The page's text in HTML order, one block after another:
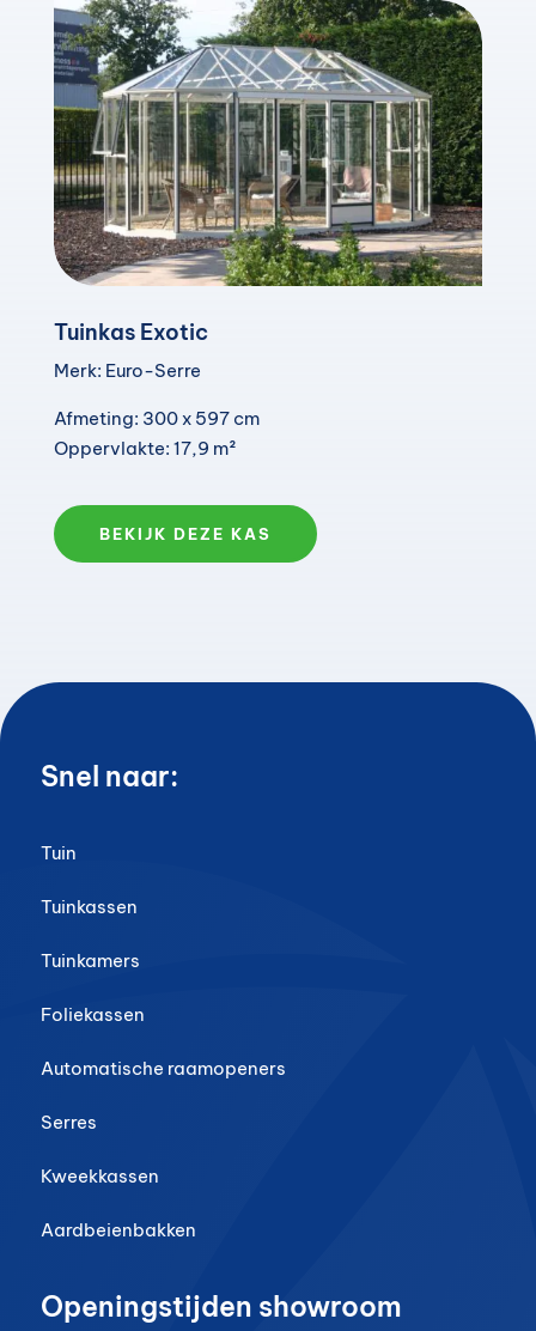
Tuinkas Exotic
Merk: Euro-Serre
Afmeting: 300 x 597 cm
Oppervlakte: 17,9 m²
BEKIJK DEZE KAS
Snel naar:
Tuin
Tuinkassen
Tuinkamers
Foliekassen
Automatische raamopeners
Serres
Kweekkassen
Aardbeienbakken
Openingstijden showroom